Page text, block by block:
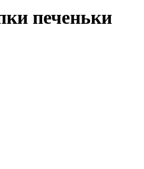
печеньки